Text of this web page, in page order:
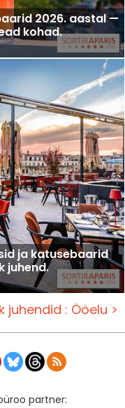
2026. aastal —
kohad.
ja katusebaarid
juhend.
juhendid : Ööelu >
partner: